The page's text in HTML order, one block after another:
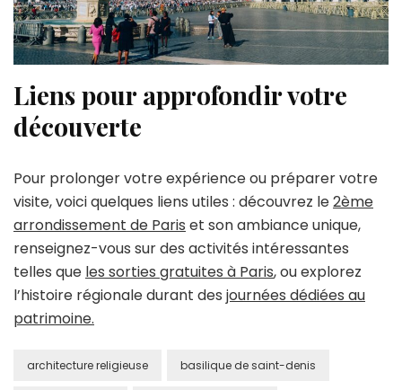
Liens pour approfondir votre
découverte
Pour prolonger votre expérience ou préparer votre
visite, voici quelques liens utiles : découvrez le2ème
arrondissement de Paris et son ambiance unique,
renseignez-vous sur des activités intéressantes
telles que les sorties gratuites à Paris, ou explorez
l’histoire régionale durant des journées dédiées au
patrimoine.
architecture religieuse basilique de saint-denis